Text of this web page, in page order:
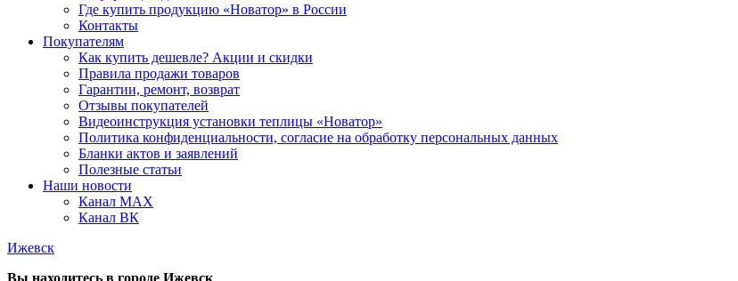
Где купить продукцию «Новатор» в России
Контакты
Покупателям
Как купить дешевле? Акции и скидки
Правила продажи товаров
Гарантии, ремонт, возврат
Отзывы покупателей
Видеоинструкция установки теплицы «Новатор»
Политика конфиденциальности, согласие на обработку персональных данных
Бланки актов и заявлений
Полезные статьи
Наши новости
Канал MAX
Канал ВК
Ижевск
Вы находитесь в городе Ижевск